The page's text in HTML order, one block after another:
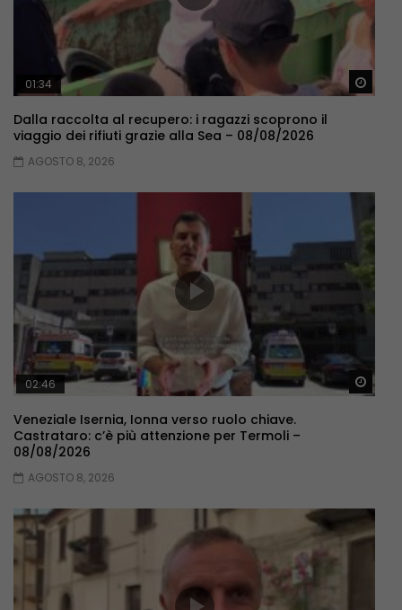
01:34
Dalla raccolta al recupero: i ragazzi scoprono il
viaggio dei rifiuti grazie alla Sea – 08/08/2026
AGOSTO 8, 2026
02:46
Veneziale Isernia, Ionna verso ruolo chiave.
Castrataro: c’è più attenzione per Termoli –
08/08/2026
AGOSTO 8, 2026